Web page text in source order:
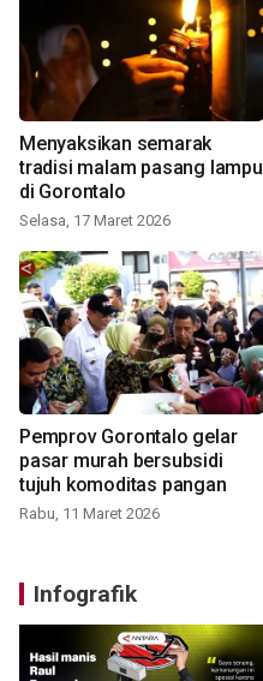
Menyaksikan semarak
tradisi malam pasang lampu
di Gorontalo
Selasa, 17 Maret 2026
Pemprov Gorontalo gelar
pasar murah bersubsidi
tujuh komoditas pangan
Rabu, 11 Maret 2026
Infografik